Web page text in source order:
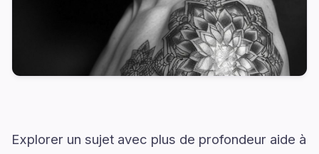
Explorer un sujet avec plus de profondeur aide à